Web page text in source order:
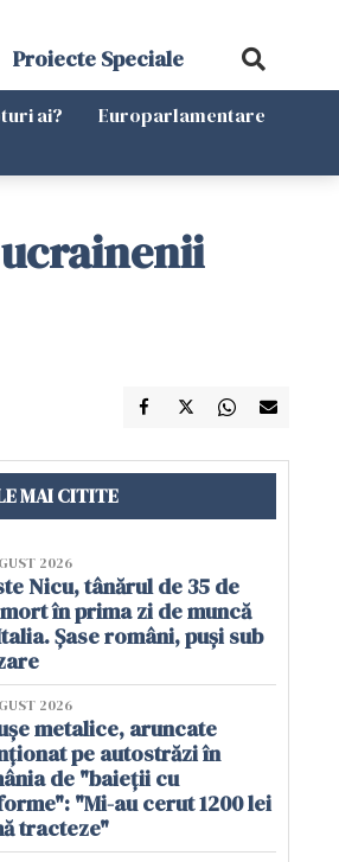
Proiecte Speciale
ai?
Europarlamentare
ucrainenii
MAI CITITE
2026
Nicu, tânărul de 35 de
în prima zi de muncă
Șase români, puși sub
2026
metalice, aruncate
pe autostrăzi în
de "baieții cu
"Mi-au cerut 1200 lei
tracteze"